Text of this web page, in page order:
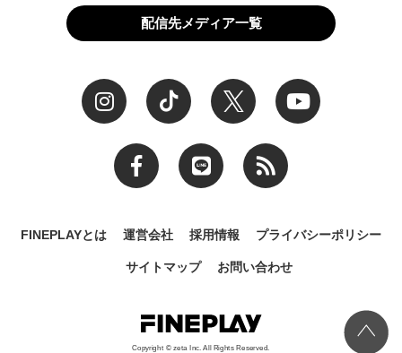
配信先メディア一覧
FINEPLAYとは 運営会社 採用情報 プライバシーポリシー
サイトマップ お問い合わせ
Copyright © zeta Inc. All Rights Reserved.